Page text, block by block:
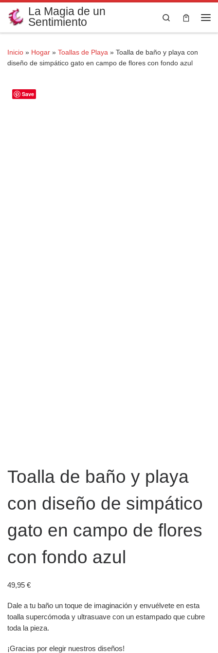
Saltar al contenido
La Magia de un
Sentimiento
Search
Inicio » Hogar » Toallas de Playa » Toalla de baño y playa con
diseño de simpático gato en campo de flores con fondo azul
Save
Toalla de baño y playa
con diseño de simpático
gato en campo de flores
con fondo azul
49,95 €
Dale a tu baño un toque de imaginación y envuélvete en esta
toalla supercómoda y ultrasuave con un estampado que cubre
toda la pieza.
¡Gracias por elegir nuestros diseños!